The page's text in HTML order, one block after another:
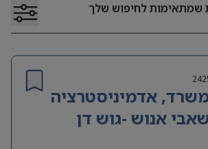
שמתאימות לחיפוש שלך
אדמיניסטרציה
אנוש -גוש דן